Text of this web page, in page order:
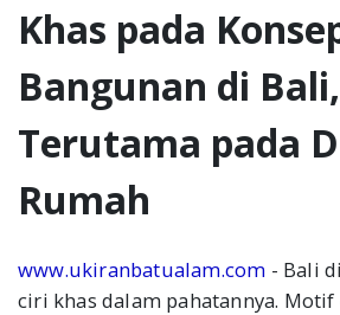
Khas pada
Bangunan di Bali,
Terutama pada
Rumah
www.ukiranbatualam.com - Bali
ciri khas dalam pahatannya.